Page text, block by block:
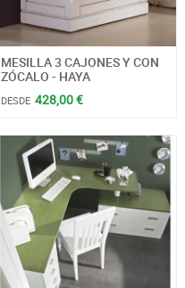
MESILLA 3 CAJONES Y CON
ZÓCALO - HAYA
DESDE 428,00 €